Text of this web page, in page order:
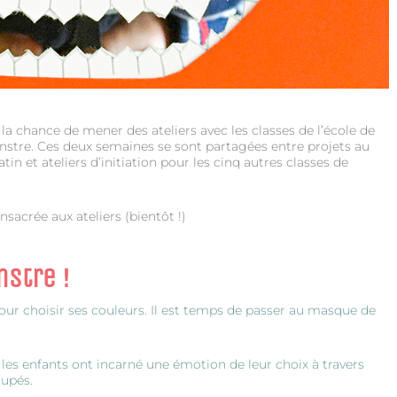
chance de mener des ateliers avec les classes de l’école de
Ces deux semaines se sont partagées entre projets au
et ateliers d’initiation pour les cinq autres classes de
aux ateliers (bientôt !)
!
choisir ses couleurs. Il est temps de passer au masque de
enfants ont incarné une émotion de leur choix à travers